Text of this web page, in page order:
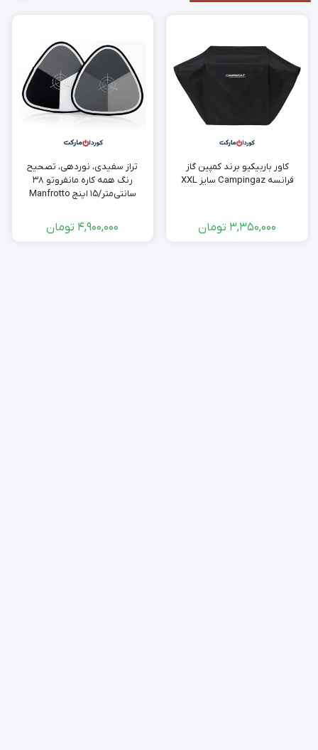
کاور باربیکیو برند کمپین گاز
فرانسە Campingaz سایز XXL
3,350,000 تومان
تراز سفیدی، نوردهی، تصحیح
رنگ همه کاره مانفروتو ۳۸
سانتی‌متر/۱۵ اینچ Manfrotto
4,900,000 تومان